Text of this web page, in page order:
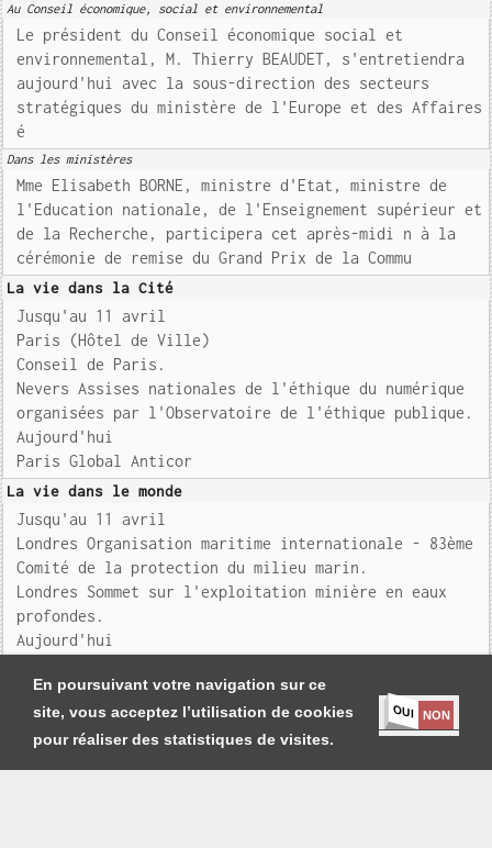
En poursuivant votre navigation sur ce
site, vous acceptez l’utilisation de cookies
pour réaliser des statistiques de visites.
OUI NON
Au Conseil économique, social et environnemental
Le président du Conseil économique social et
environnemental, M. Thierry BEAUDET, s'entretiendra
aujourd'hui avec la sous-direction des secteurs
stratégiques du ministère de l'Europe et des Affaires
é
Dans les ministères
Mme Elisabeth BORNE, ministre d'Etat, ministre de
l'Education nationale, de l'Enseignement supérieur et
de la Recherche, participera cet après-midi n à la
cérémonie de remise du Grand Prix de la Commu
La vie dans la Cité
Jusqu'au 11 avril
Paris (Hôtel de Ville)
Conseil de Paris.
Nevers Assises nationales de l'éthique du numérique
organisées par l'Observatoire de l'éthique publique.
Aujourd'hui
Paris Global Anticor
La vie dans le monde
Jusqu'au 11 avril
Londres Organisation maritime internationale - 83ème
Comité de la protection du milieu marin.
Londres Sommet sur l'exploitation minière en eaux
profondes.
Aujourd'hui